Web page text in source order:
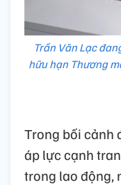
Trần Văn Lạc
hữu hạn Thương
Trong bối cảnh
áp lực cạnh
trong lao động,